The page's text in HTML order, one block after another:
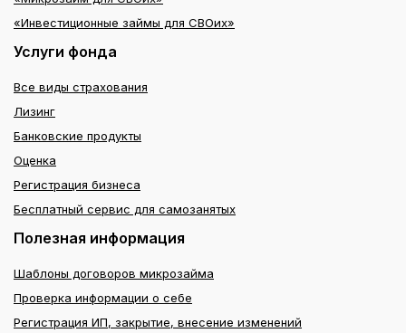
«Инвестиционные займы для СВОих»
Услуги фонда
Все виды страхования
Лизинг
Банковские продукты
Оценка
Регистрация бизнеса
Бесплатный сервис для самозанятых
Полезная информация
Шаблоны договоров микрозайма
Проверка информации о себе
Регистрация ИП, закрытие, внесение изменений